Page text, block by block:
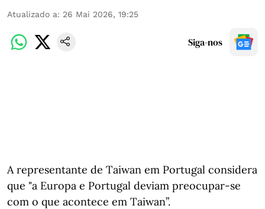
Atualizado a: 26 Mai 2026, 19:25
Siga-nos
A representante de Taiwan em Portugal considera
que "a Europa e Portugal deviam preocupar-se
com o que acontece em Taiwan”.